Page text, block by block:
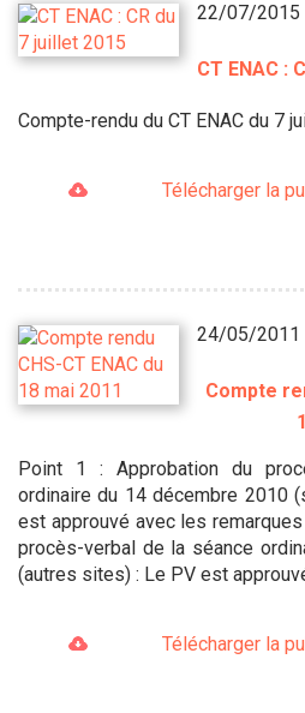
22/07/2015
CT ENAC :
Compte-rendu du CT ENAC du 7
Télécharger la
24/05/2011
Compte
Point 1 : Approbation du
ordinaire du 14 décembre 2010
est approuvé avec les
procès-verbal de la séance
(autres sites) : Le PV est
Télécharger la